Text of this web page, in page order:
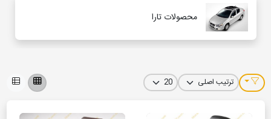
محصولات تارا